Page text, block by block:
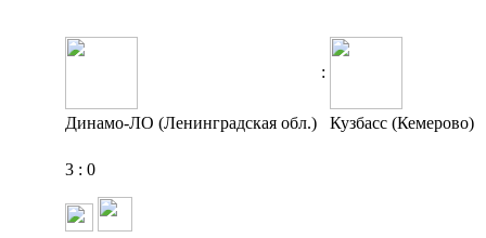
:
Динамо-ЛО (Ленинградская обл.) Кузбасс (Кемерово)
3 : 0